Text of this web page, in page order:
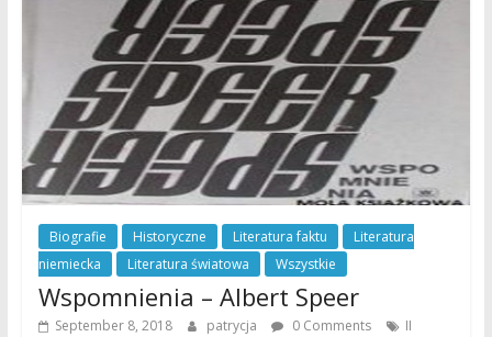
Biografie Historyczne Literatura faktu
Literatura
niemiecka
Literatura światowa Wszystkie
Wspomnienia – Albert Speer
September 8, 2018 patrycja 0 Comments
II